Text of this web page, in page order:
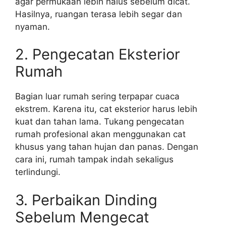
Hasilnya, ruangan terasa lebih segar dan
nyaman.
2. Pengecatan Eksterior
Rumah
Bagian luar rumah sering terpapar cuaca
ekstrem. Karena itu, cat eksterior harus lebih
kuat dan tahan lama. Tukang pengecatan
rumah profesional akan menggunakan cat
khusus yang tahan hujan dan panas. Dengan
cara ini, rumah tampak indah sekaligus
terlindungi.
3. Perbaikan Dinding
Sebelum Mengecat